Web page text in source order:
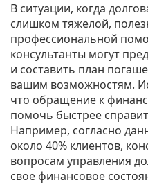
В ситуации, когда
слишком тяжелой,
профессиональной
консультанты могут
и составить план
вашим возможностям.
что обращение к
помочь быстрее
Например, согласно
около 40% клиентов,
вопросам управления
свое финансовое